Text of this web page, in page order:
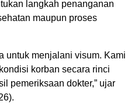
langkah penanganan
maupun proses
untuk menjalani visum. Kami
korban secara rinci
pemeriksaan dokter,” ujar